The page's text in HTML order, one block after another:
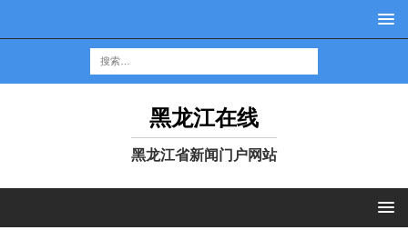
黑龙江在线
黑龙江省新闻门户网站